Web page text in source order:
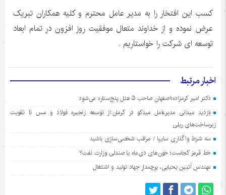
کسب این افتخار را به مدیر عامل محترم و کلیه همکاران تبریک
عرض نموده و از خداوند متعال موفقیت روز افزون در تمام ابعاد
توسعه ای شرکت را خواستاریم .
اخبار مرتبط
دکتر امیر کرمزاده؛اصفهان صاحب ۵ هتل پنج‌ستاره می‌شود
بازدید میدانی مدیرعامل میدکو در کرمان:از توسعه زنجیره فولاد و مس تا تقویت
زیرساخت‌های ریلی
سه شرط واگذاری سایپا / مراقب شخصی‌سازی باشید
خط قرمز کجاست؛ خون‌های دی‌ماه یا صندلی وزارت نفت؟
مهندس آتبین یحیایی، پرچمدار جهاد تولید و اشتغال